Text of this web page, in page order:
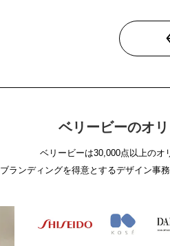
ベリービーのオ
ベリービーは30,000点以上のオ
ブランディングを得意とするデザイン事